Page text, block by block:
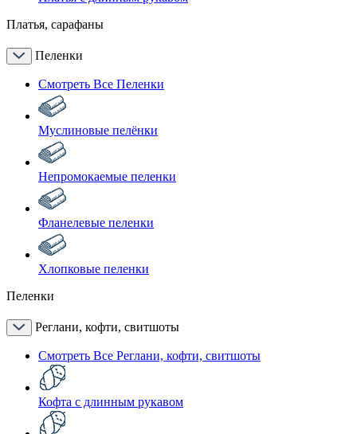
Платья, сарафаны
Пеленки
Смотреть Все Пеленки
Муслиновые пелёнки
Непромокаемые пеленки
Фланелевые пеленки
Хлопковые пеленки
Пеленки
Реглани, кофти, свитшоты
Смотреть Все Реглани, кофти, свитшоты
Кофта с длинным рукавом